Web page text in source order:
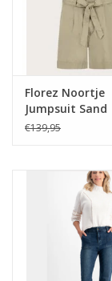
Florez Noortje
Jumpsuit Sand
€139,95